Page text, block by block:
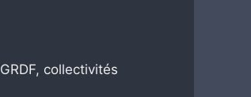
collectivités